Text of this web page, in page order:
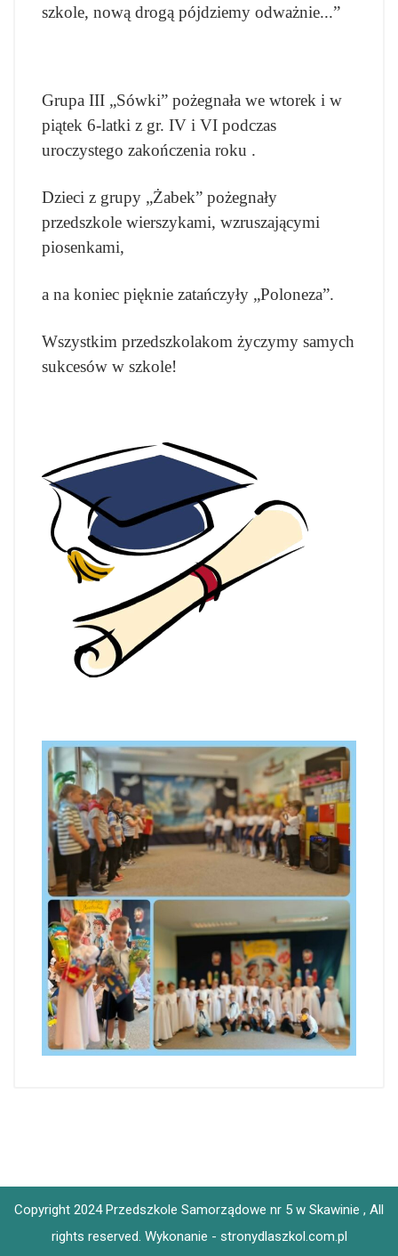
szkole, nową drogą pójdziemy odważnie...”
Grupa III „Sówki” pożegnała we wtorek i w
piątek 6-latki z gr. IV i VI podczas
uroczystego zakończenia roku .
Dzieci z grupy „Żabek” pożegnały
przedszkole wierszykami, wzruszającymi
piosenkami,
a na koniec pięknie zatańczyły „Poloneza”.
Wszystkim przedszkolakom życzymy samych
sukcesów w szkole!
Copyright 2024 Przedszkole Samorządowe nr 5 w Skawinie , All
rights reserved. Wykonanie - stronydlaszkol.com.pl